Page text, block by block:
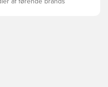
af førende brands